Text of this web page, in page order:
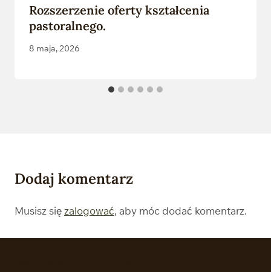
Rozszerzenie oferty kształcenia
pastoralnego.
8 maja, 2026
Dodaj komentarz
Musisz sięzalogować, aby móc dodać komentarz.